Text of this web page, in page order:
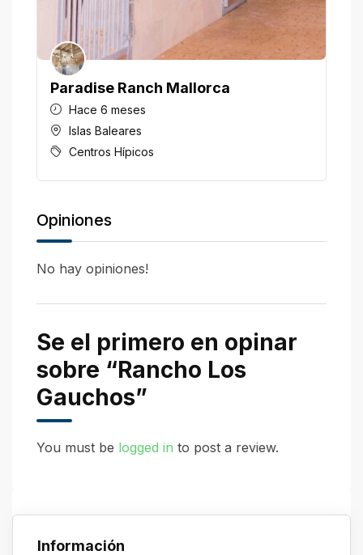
Paradise Ranch Mallorca
Hace 6 meses
Islas Baleares
Centros Hípicos
Opiniones
No hay opiniones!
Se el primero en opinar
sobre “Rancho Los
Gauchos”
You must be logged in to post a review.
Información